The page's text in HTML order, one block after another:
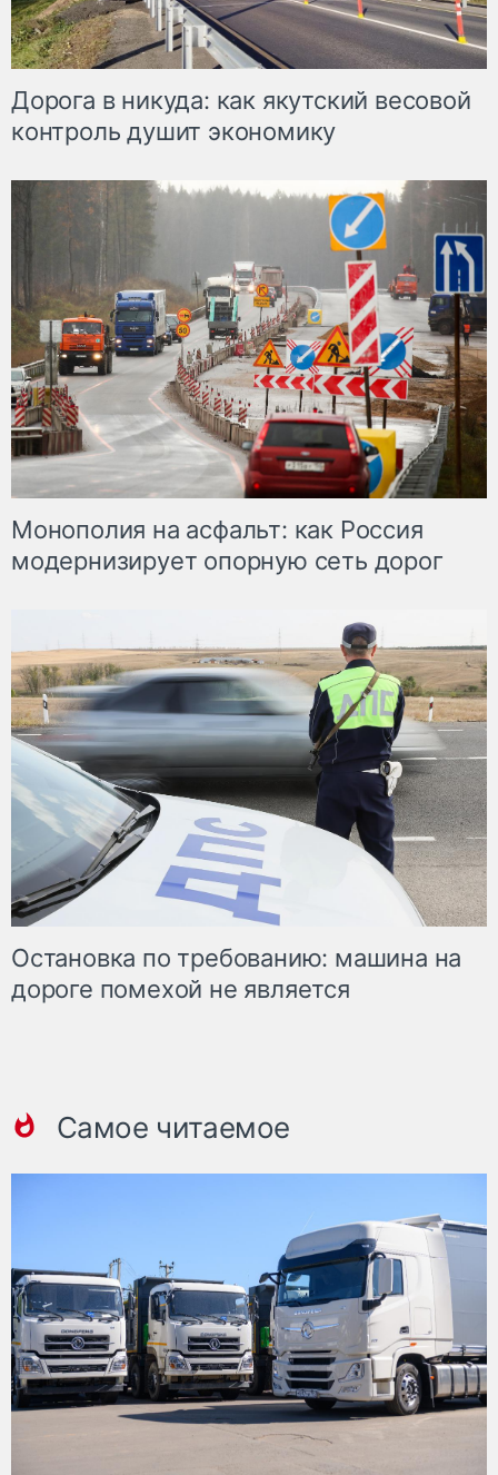
Дорога в никуда: как якутский весовой
контроль душит экономику
Монополия на асфальт: как Россия
модернизирует опорную сеть дорог
Остановка по требованию: машина на
дороге помехой не является
Самое читаемое